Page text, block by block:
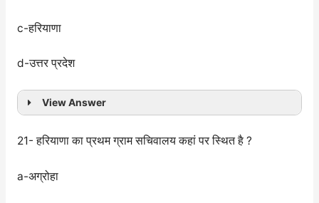
c-हरियाणा
d-उत्तर प्रदेश
View Answer
21- हरियाणा का प्रथम ग्राम सचिवालय कहां पर स्थित है ?
a-अग्रोहा